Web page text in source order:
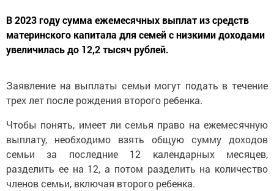
В 2023 году сумма ежемесячных выплат из средств
материнского капитала для семей с низкими доходами
увеличилась до 12,2 тысяч рублей.
Заявление на выплаты семьи могут подать в течение
трех лет после рождения второго ребенка.
Чтобы понять, имеет ли семья право на ежемесячную
выплату, необходимо взять общую сумму доходов
семьи за последние 12 календарных месяцев,
разделить ее на 12, а потом разделить на количество
членов семьи, включая второго ребенка.